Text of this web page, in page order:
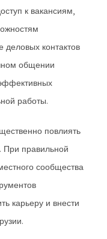
к вакансиям,
деловых контактов
общении
работы.
повлиять
При правильной
сообщества
карьеру и внести